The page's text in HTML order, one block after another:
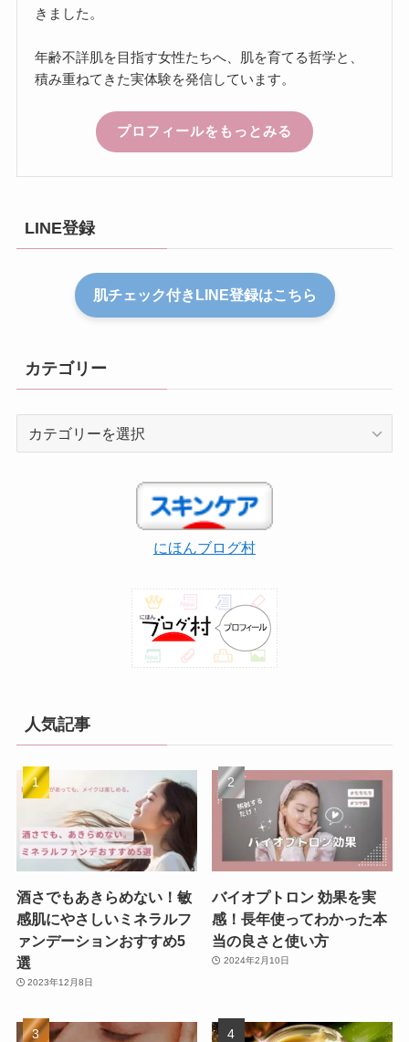
きました。
年齢不詳肌を目指す女性たちへ、肌を育てる哲学と、
積み重ねてきた実体験を発信しています。
プロフィールをもっとみる
LINE登録
肌チェック付きLINE登録はこちら
カテゴリー
にほんブログ村
人気記事
酒さでもあきらめない！敏
感肌にやさしいミネラルフ
ァンデーションおすすめ5
選
2023年12月8日
バイオプトロン 効果を実
感！長年使ってわかった本
当の良さと使い方
2024年2月10日